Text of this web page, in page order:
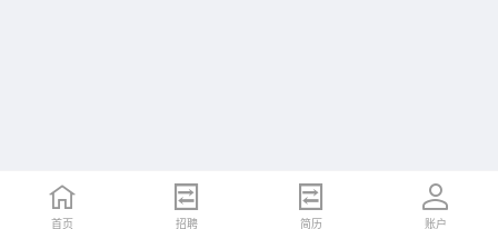
首页 招聘 简历 账户
首页 招聘 简历 账户